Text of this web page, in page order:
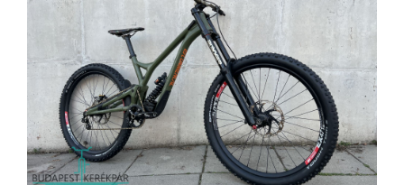
Commencal Supreme V4.2 DH
Saint/FOX